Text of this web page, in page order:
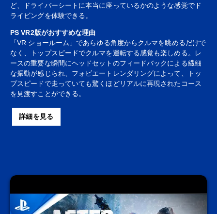
ど、ドライバーシートに本当に座っているかのような感覚でド
ライビングを体験できる。
PS VR2版がおすすめな理由
「VR ショールーム」であらゆる角度からクルマを眺めるだけで
なく、トップスピードでクルマを運転する感覚も楽しめる。レ
ースの重要な瞬間にヘッドセットのフィードバックによる繊細
な振動が感じられ、フォビエートレンダリングによって、トッ
プスピードで走っていても驚くほどリアルに再現されたコース
を見渡すことができる。
詳細を見る